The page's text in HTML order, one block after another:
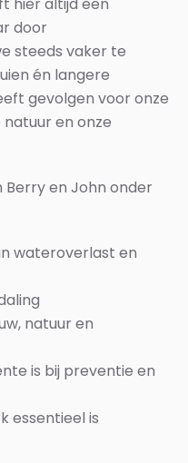
door
steeds vaker te
én langere
gevolgen voor onze
en onze
en John onder
wateroverlast en
natuur en
is bij preventie en
essentieel is